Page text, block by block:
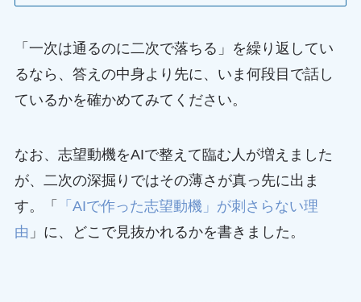
「一次は通るのに二次で落ちる」を繰り返してい
るなら、答えの中身より先に、いま何段目で話し
ているかを確かめてみてください。
なお、志望動機をAIで整えて臨む人が増えました
が、二次の深掘りではその薄さが真っ先に出ま
す。「
「AIで作った志望動機」が刺さらない理
由 」に、どこで見抜かれるかを書きました。